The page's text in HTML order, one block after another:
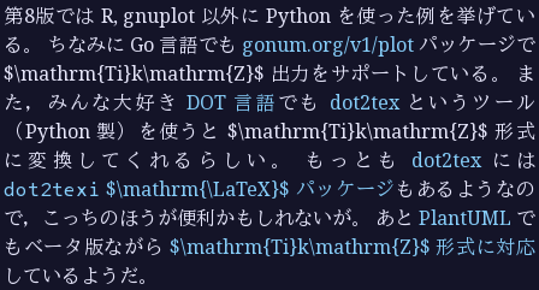
第8版では R, gnuplot 以外に Python を使った例を挙げてい
る。 ちなみに Go 言語でも gonum.org/v1/plot パッケージで
$\mathrm{Ti}k\mathrm{Z}$ 出力をサポートしている。 ま
た，みんな大好きDOT 言語でも dot2texというツール
（Python 製）を使うと $\mathrm{Ti}k\mathrm{Z}$ 形式
に変換してくれるらしい。 もっとも dot2texには
dot2texi $\mathrm{\LaTeX}$ パッケージもあるようなの
で，こっちのほうが便利かもしれないが。 あと PlantUML で
もベータ版ながら $\mathrm{Ti}k\mathrm{Z}$ 形式に対応
しているようだ。